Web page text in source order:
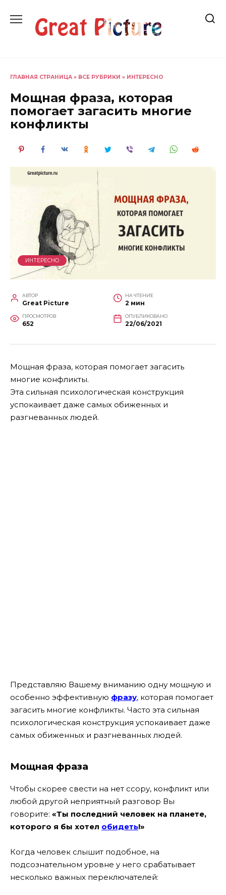
содержанию
ГЛАВНАЯ СТРАНИЦА » ВСЕ РУБРИКИ » ИНТЕРЕСНО
Мощная фраза, которая
помогает загасить многие
конфликты
ИНТЕРЕСНО
АВТОР
Great Picture
НА ЧТЕНИЕ
2 мин
ПРОСМОТРОВ
652
ОПУБЛИКОВАНО
22/06/2021
Мощная фраза, которая помогает загасить
многие конфликты.
Эта сильная психологическая конструкция
успокаивает даже самых обиженных и
разгневанных людей.
Представляю Вашему вниманию одну мощную и
особенно эффективную фразу, которая помогает
загасить многие конфликты. Часто эта сильная
психологическая конструкция успокаивает даже
самых обиженных и разгневанных людей.
Мощная фраза
Чтобы скорее свести на нет ссору, конфликт или
любой другой неприятный разговор Вы
говорите: «Ты последний человек на планете,
которого я бы хотел обидеть!»
Когда человек слышит подобное, на
подсознательном уровне у него срабатывает
несколько важных переключателей: